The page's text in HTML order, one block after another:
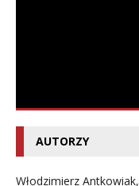
AUTORZY
Włodzimierz Antkowiak,